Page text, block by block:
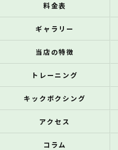
料金表
ギャラリー
当店の特徴
トレーニング
キックボクシング
アクセス
コラム